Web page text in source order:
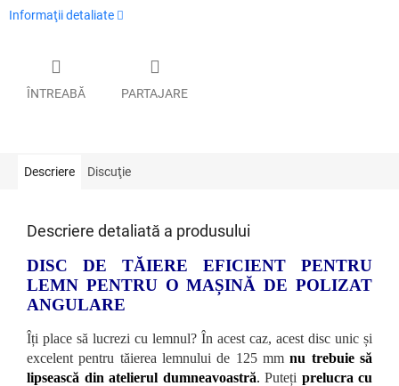
Informaţii detaliate
ÎNTREABĂ PARTAJARE
Descriere Discuţie
Descriere detaliată a produsului
DISC DE TĂIERE EFICIENT PENTRU
LEMN PENTRU O MAȘINĂ DE POLIZAT
ANGULARE
Îți place să lucrezi cu lemnul? În acest caz, acest disc unic și
excelent pentru tăierea lemnului de 125 mmnu trebuie să
lipsească din atelierul dumneavoastră. Puteți prelucra cu